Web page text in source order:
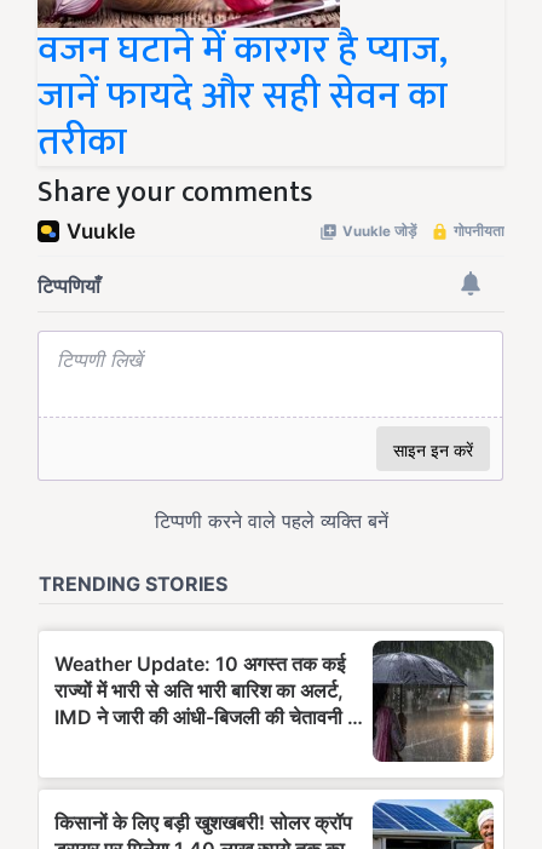
वजन घटाने में कारगर है प्याज,
जानें फायदे और सही सेवन का
तरीका
Share your comments